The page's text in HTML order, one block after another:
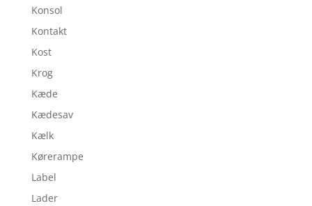
Konsol
Kontakt
Kost
Krog
Kæde
Kædesav
Kælk
Kørerampe
Label
Lader